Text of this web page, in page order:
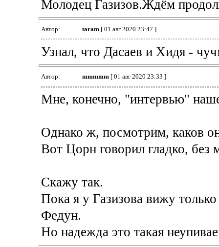
Молодец Газизов.Ждём
Автор: taram [ 01 авг 2020 23:47 ]
Узнал, что Дасаев и Хидя -
Автор: mmmmm [ 01 авг 2020 23:33 ]
Мне, конечно, "интервью"
Однако ж, посмотрим, каков
Вот Цорн говорил гладко,
Скажу так.
Пока я у Газизова вижу
Федун.
Но надежда это такая